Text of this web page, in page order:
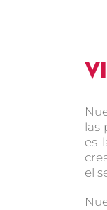
las
es
el